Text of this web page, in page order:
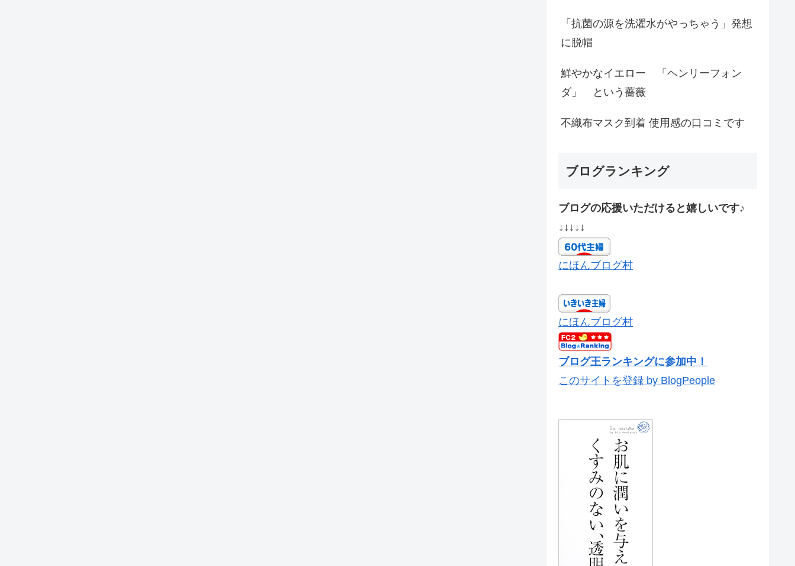
「抗菌の源を洗濯水がやっちゃう」発想
に脱帽
鮮やかなイエロー 「ヘンリーフォン
ダ」 という薔薇
不織布マスク到着 使用感の口コミです
ブログランキング
ブログの応援いただけると嬉しいです♪
↓↓↓↓↓
にほんブログ村
にほんブログ村
ブログ王ランキングに参加中！
このサイトを登録 by BlogPeople